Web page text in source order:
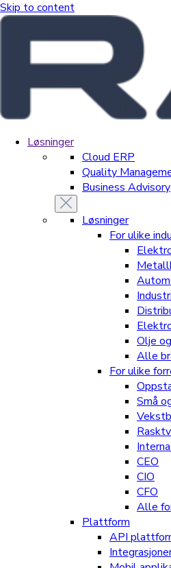
Skip to content
Løsninger
Cloud ERP
Quality
Business Advisory
Løsninger
For ulike
Olje
Alle
For ulike
Små
CEO
CIO
CFO
Alle
Plattform
API